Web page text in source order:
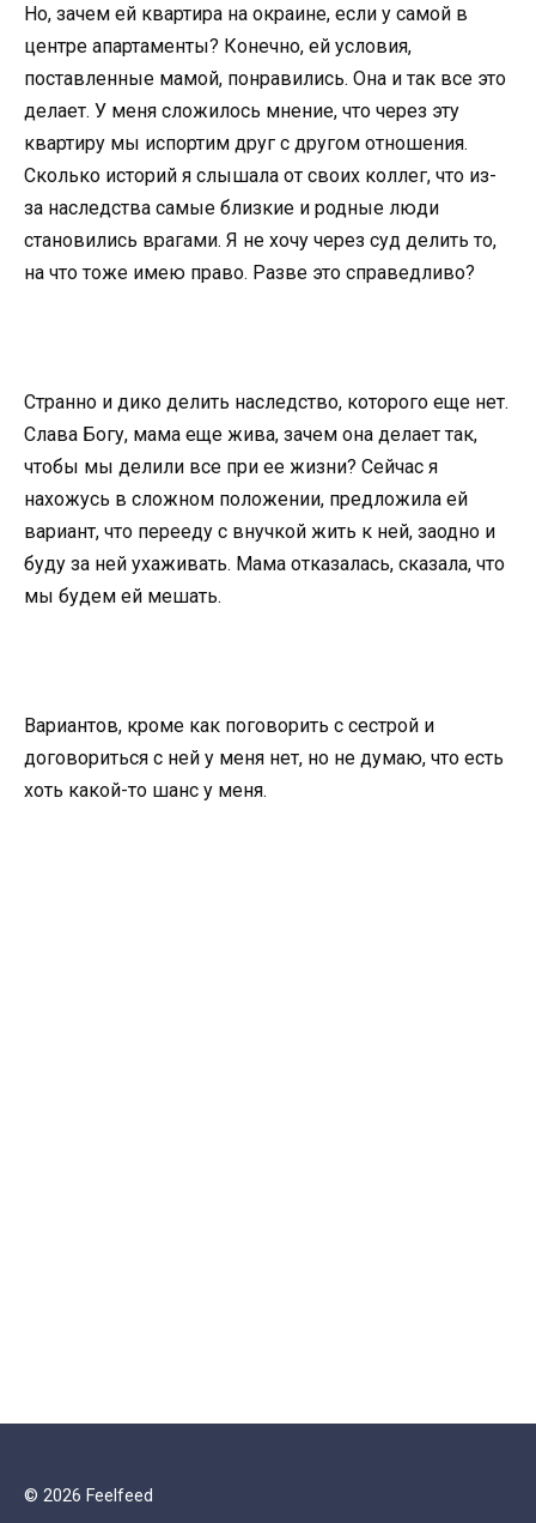
Но, зачем ей квартира на окраине, если у самой в
центре апартаменты? Конечно, ей условия,
поставленные мамой, понравились. Она и так все это
делает. У меня сложилось мнение, что через эту
квартиру мы испортим друг с другом отношения.
Сколько историй я слышала от своих коллег, что из-
за наследства самые близкие и родные люди
становились врагами. Я не хочу через суд делить то,
на что тоже имею право. Разве это справедливо?
Странно и дико делить наследство, которого еще нет.
Слава Богу, мама еще жива, зачем она делает так,
чтобы мы делили все при ее жизни? Сейчас я
нахожусь в сложном положении, предложила ей
вариант, что перееду с внучкой жить к ней, заодно и
буду за ней ухаживать. Мама отказалась, сказала, что
мы будем ей мешать.
Вариантов, кроме как поговорить с сестрой и
договориться с ней у меня нет, но не думаю, что есть
хоть какой-то шанс у меня.
© 2026 Feelfeed